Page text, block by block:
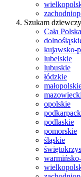
Szukam
Cała Polska
kujawsko-
lubelskie
lubuskie
łódzkie
opolskie
podlaskie
pomorskie
śląskie